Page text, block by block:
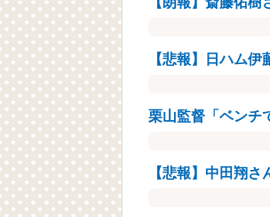
【悲報】日ハム
栗山監督「ベンチ
【悲報】中田翔